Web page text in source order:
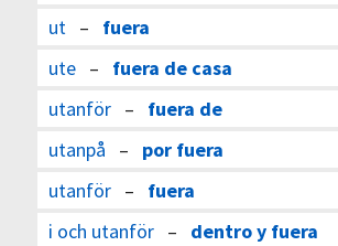
ut – fuera
ute– fuera de casa
utanför– fuera de
utanpå – por fuera
utanför– fuera
i och utanför– dentro y fuera